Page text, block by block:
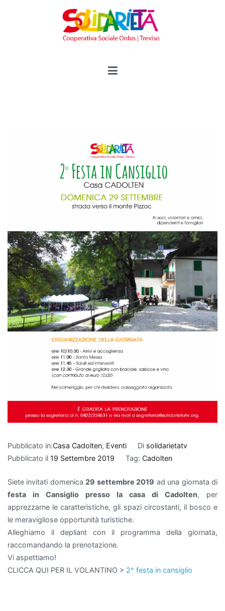
Pubblicato in:Casa Cadolten, Eventi Di solidarietatv
Pubblicato il 19 Settembre 2019 Tag: Cadolten
Siete invitati domenica29 settembre 2019 ad una giornata di
festa in Cansiglio presso la casa di Cadolten, per
apprezzarne le caratteristiche, gli spazi circostanti, il bosco e
le meravigliose opportunità turistiche.
Alleghiamo il depliant con il programma della giornata,
raccomandando la prenotazione.
Vi aspettiamo!
CLICCA QUI PER IL VOLANTINO > 2^ festa in cansiglio